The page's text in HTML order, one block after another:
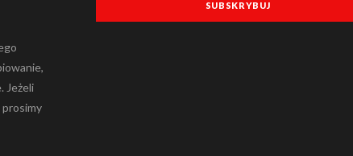
Jeżeli
prosimy